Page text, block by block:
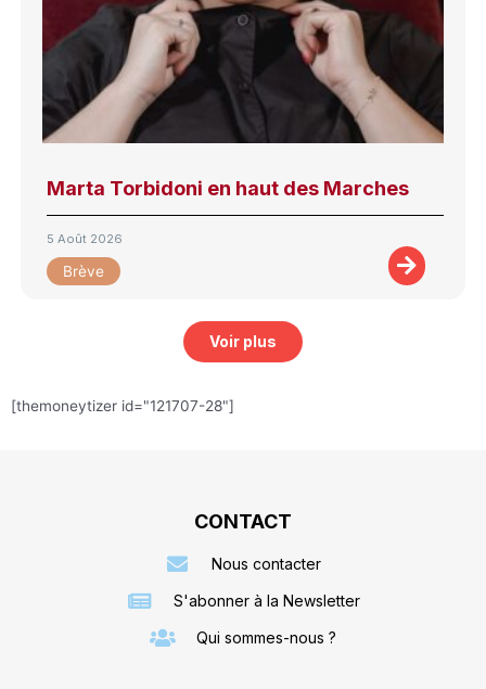
Marta Torbidoni en haut des Marches
5 Août 2026
Brève
Voir plus
[themoneytizer id="121707-28"]
CONTACT
Nous contacter
S'abonner à la Newsletter
Qui sommes-nous ?